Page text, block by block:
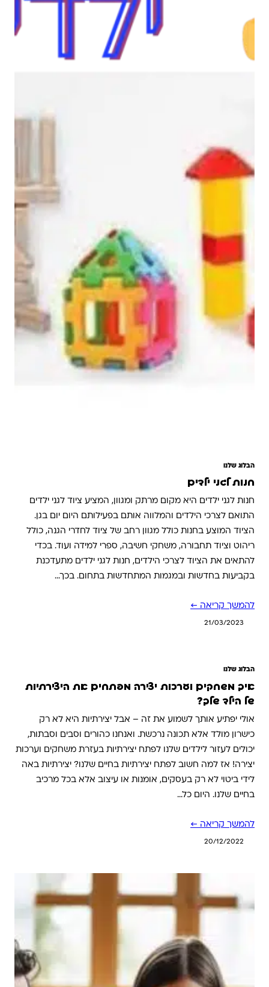
הבלוג שלנו
חנות לגני ילדים
חנות לגני ילדים היא מקום מרתק ומגוון, המציע ציוד לגני ילדים
התואם לצרכי הילדים והמלווה אותם בפעילותם היום יום בגן.
הציוד המוצע בחנות כולל מגוון רחב של ציוד לחדרי הגנה, כולל
ריהוט וציוד תחבורה, משחקי חשיבה, ספרי למידה ועוד. בכדי
להתאים את הציוד לצרכי הילדים, חנות לגני ילדים מתעדכנת
בקביעות בחדשות ובמגמות המתחדשות בתחום. בכך…
להמשך קריאה ←
21/03/2023
הבלוג שלנו
איך משחקים וערכות יצירה מפתחים את היצירתיות
של הילד שלך?
אולי יפתיע אותך לשמוע את זה – אבל יצירתיות היא לא רק
כישרון מולד אלא תכונה נרכשת. ואנחנו כהורים וסבים וסבתות,
יכולים לעזור לילדים שלנו לפתח יצירתיות בעזרת משחקים וערכות
יצירה! אז למה חשוב לפתח יצירתיות בחיים שלנו? יצירתיות באה
לידי ביטוי לא רק בעסקים, אומנות או עיצוב אלא בכל מרכיב
בחיים שלנו. היום כל…
להמשך קריאה ←
20/12/2022